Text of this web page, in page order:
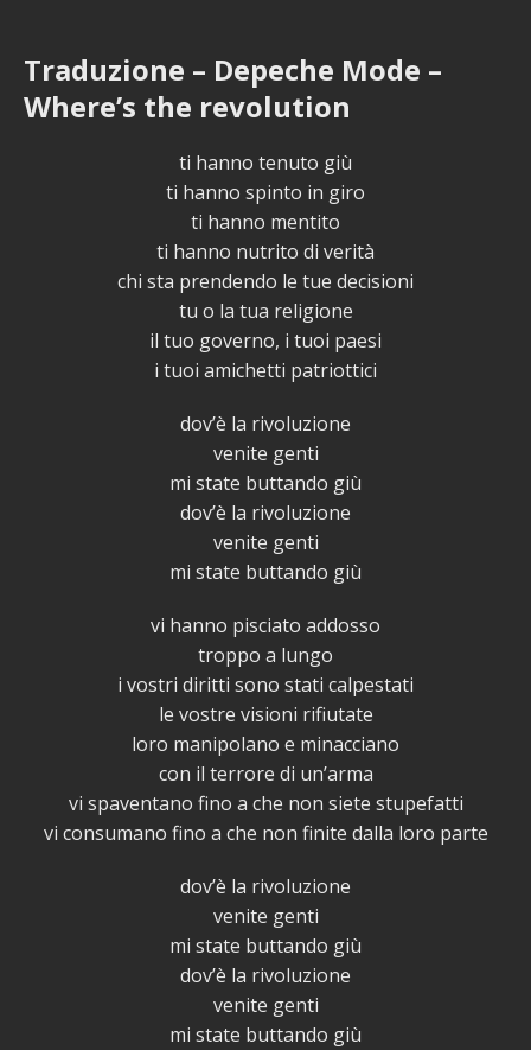
Traduzione – Depeche Mode –
Where’s the revolution
ti hanno tenuto giù
ti hanno spinto in giro
ti hanno mentito
ti hanno nutrito di verità
chi sta prendendo le tue decisioni
tu o la tua religione
il tuo governo, i tuoi paesi
i tuoi amichetti patriottici
dov’è la rivoluzione
venite genti
mi state buttando giù
dov’è la rivoluzione
venite genti
mi state buttando giù
vi hanno pisciato addosso
troppo a lungo
i vostri diritti sono stati calpestati
le vostre visioni rifiutate
loro manipolano e minacciano
con il terrore di un’arma
vi spaventano fino a che non siete stupefatti
vi consumano fino a che non finite dalla loro parte
dov’è la rivoluzione
venite genti
mi state buttando giù
dov’è la rivoluzione
venite genti
mi state buttando giù